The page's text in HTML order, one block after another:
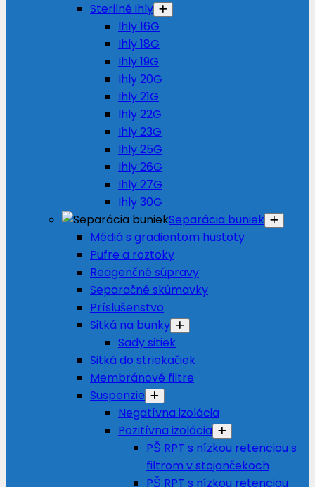
Sterilné ihly
Ihly 16G
Ihly 18G
Ihly 19G
Ihly 20G
Ihly 21G
Ihly 22G
Ihly 23G
Ihly 25G
Ihly 26G
Ihly 27G
Ihly 30G
Separácia buniek
Médiá s gradientom hustoty
Pufre a roztoky
Reagenčné súpravy
Separačné skúmavky
Príslušenstvo
Sitká na bunky
Sady sitiek
Sitká do striekačiek
Membránové filtre
Suspenzie
Negatívna izolácia
Pozitívna izolácia
PŠ RPT s nízkou retenciou s
filtrom v stojančekoch
PŠ RPT s nízkou retenciou